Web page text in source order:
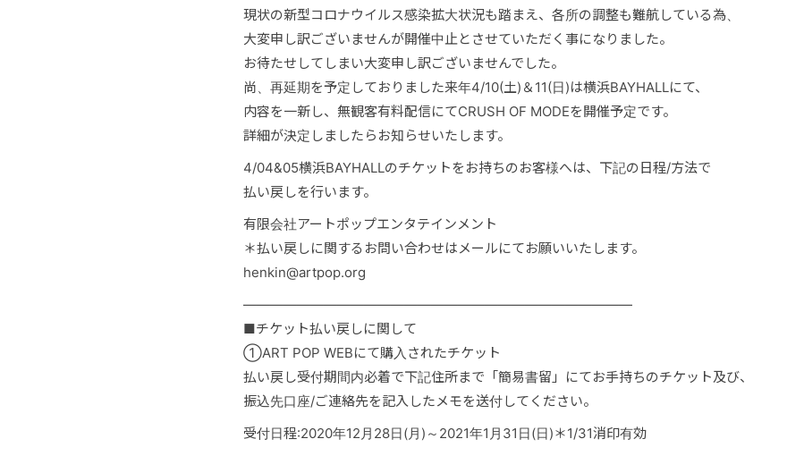
現状の新型コロナウイルス感染拡大状況も踏まえ、各所の調整も難航している為、
大変申し訳ございませんが開催中止とさせていただく事になりました。
お待たせしてしまい大変申し訳ございませんでした。
尚、再延期を予定しておりました来年4/10(土)＆11(日)は横浜BAYHALLにて、
内容を一新し、無観客有料配信にてCRUSH OF MODEを開催予定です。
詳細が決定しましたらお知らせいたします。
4/04&05横浜BAYHALLのチケットをお持ちのお客様へは、下記の日程/方法で
払い戻しを行います。
有限会社アートポップエンタテインメント
＊払い戻しに関するお問い合わせはメールにてお願いいたします。
henkin@artpop.org
―――――――――――――――――――――――――――――
■チケット払い戻しに関して
①ART POP WEBにて購入されたチケット
払い戻し受付期間内必着で下記住所まで「簡易書留」にてお手持ちのチケット及び、
振込先口座/ご連絡先を記入したメモを送付してください。
受付日程:2020年12月28日(月)～2021年1月31日(日)＊1/31消印有効